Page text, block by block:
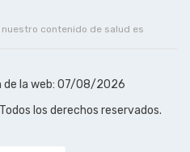
contenido de salud es
de la web: 07/08/2026
los derechos reservados.